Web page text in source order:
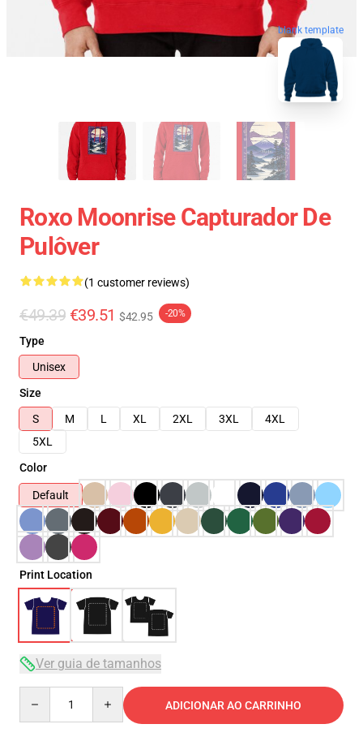
blank template
Roxo Moonrise Capturador De
Pulôver
(1 customer reviews)
€49.39 €39.51 $42.95 -20%
Type
Unisex
Size
S
M L XL 2XL 3XL
4XL
5XL
Color
Default
Print Location
Ver guia de tamanhos
ADICIONAR AO CARRINHO